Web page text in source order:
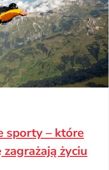
sporty – które
życiu